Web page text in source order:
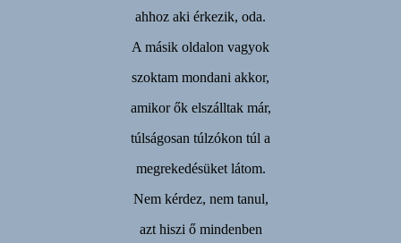
ahhoz aki érkezik, oda.
A másik oldalon vagyok
szoktam mondani akkor,
amikor ők elszálltak már,
túlságosan túlzókon túl a
megrekedésüket látom.
Nem kérdez, nem tanul,
azt hiszi ő mindenben